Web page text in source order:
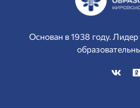
Основан в 1938 году.